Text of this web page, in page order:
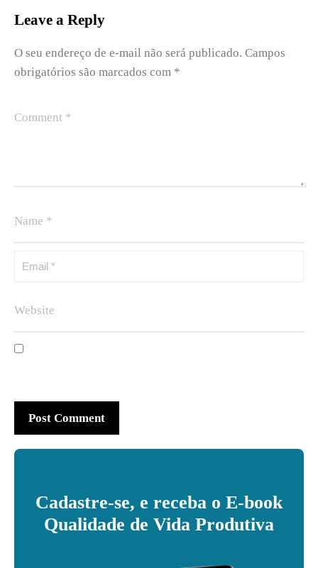
Leave a Reply
O seu endereço de e-mail não será publicado. Campos
obrigatórios são marcados com *
Cadastre-se, e receba o E-book
Qualidade de Vida Produtiva